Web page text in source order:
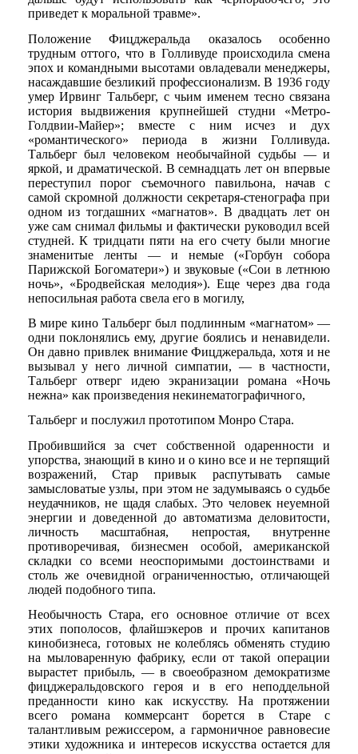
приведет к моральной травме».
Положение Фицджеральда оказалось особенно
трудным оттого, что в Голливуде происходила смена
эпох и командными высотами овладевали менеджеры,
насаждавшие безликий профессионализм. В 1936 году
умер Ирвинг Тальберг, с чьим именем тесно связана
история выдвижения крупнейшей студни «Метро-
Голдвии-Майер»; вместе с ним исчез и дух
«романтического» периода в жизни Голливуда.
Тальберг был человеком необычайной судьбы — и
яркой, и драматической. В семнадцать лет он впервые
переступил порог съемочного павильона, начав с
самой скромной должности секретаря-стенографа при
одном из тогдашних «магнатов». В двадцать лет он
уже сам снимал фильмы и фактически руководил всей
студней. К тридцати пяти на его счету были многие
знаменитые ленты — и немые («Горбун собора
Парижской Богоматери») и звуковые («Сои в летнюю
ночь», «Бродвейская мелодия»). Еще через два года
непосильная работа свела его в могилу,
В мире кино Тальберг был подлинным «магнатом» —
одни поклонялись ему, другие боялись и ненавидели.
Он давно привлек внимание Фицджеральда, хотя и не
вызывал у него личной симпатии, — в частности,
Тальберг отверг идею экранизации романа «Ночь
нежна» как произведения некинематографичного,
Тальберг и послужил прототипом Монро Стара.
Пробившийся за счет собственной одаренности и
упорства, знающий в кино и о кино все и не терпящий
возражений, Стар привык распутывать самые
замысловатые узлы, при этом не задумываясь о судьбе
неудачников, не щадя слабых. Это человек неуемной
энергии и доведенной до автоматизма деловитости,
личность масштабная, непростая, внутренне
противоречивая, бизнесмен особой, американской
складки со всеми неоспоримыми достоинствами и
столь же очевидной ограниченностью, отличающей
людей подобного типа.
Необычность Стара, его основное отличие от всех
этих пополосов, флайшэкеров и прочих капитанов
кинобизнеса, готовых не колеблясь обменять студию
на мыловаренную фабрику, если от такой операции
вырастет прибыль, — в своеобразном демократизме
фицджеральдовского героя и в его неподдельной
преданности кино как искусству. На протяжении
всего романа коммерсант борется в Старе с
талантливым режиссером, а гармоничное равновесие
этики художника и интересов искусства остается для